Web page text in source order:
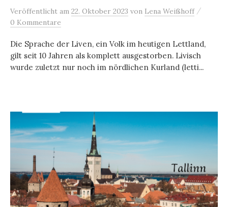
Veröffentlicht am 22. Oktober 2023 von Lena Weißhoff /
0 Kommentare
Die Sprache der Liven, ein Volk im heutigen Lettland,
gilt seit 10 Jahren als komplett ausgestorben. Livisch
wurde zuletzt nur noch im nördlichen Kurland (letti...